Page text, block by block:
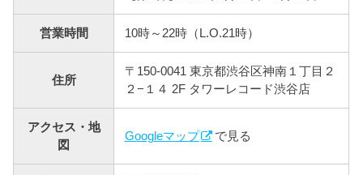
営業時間 10時～22時（L.O.21時）
住所
〒150-0041 東京都渋谷区神南１丁目２
２−１４ 2F タワーレコード渋谷店
アクセス・地
図
Googleマップ で見る